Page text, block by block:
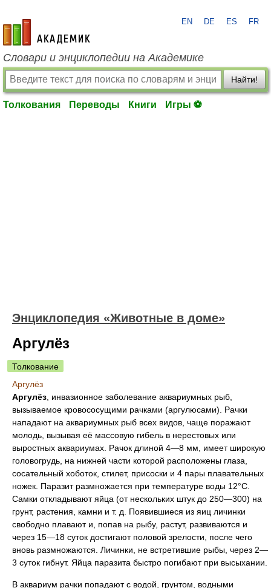
academic.ru
EN DE ES FR
Словари и энциклопедии на Академике
Найти!
Толкования Переводы Книги Игры ⚽
Энциклопедия «Животные в доме»
Аргулёз
Толкование
Аргулёз
Аргулёз , инвазионное заболевание аквариумных рыб,
вызываемое кровососущими рачками (аргулюсами). Рачки
нападают на аквариумных рыб всех видов, чаще поражают
молодь, вызывая её массовую гибель в нерестовых или
выростных аквариумах. Рачок длиной 4—8 мм, имеет широкую
головогрудь, на нижней части которой расположены глаза,
сосательный хоботок, стилет, присоски и 4 пары плавательных
ножек. Паразит размножается при температуре воды 12°C.
Самки откладывают яйца (от нескольких штук до 250—300) на
грунт, растения, камни и т. д. Появившиеся из яиц личинки
свободно плавают и, попав на рыбу, растут, развиваются и
через 15—18 суток достигают половой зрелости, после чего
вновь размножаются. Личинки, не встретившие рыбы, через 2—
3 суток гибнут. Яйца паразита быстро погибают при высыхании.
В аквариум рачки попадают с водой, грунтом, водными